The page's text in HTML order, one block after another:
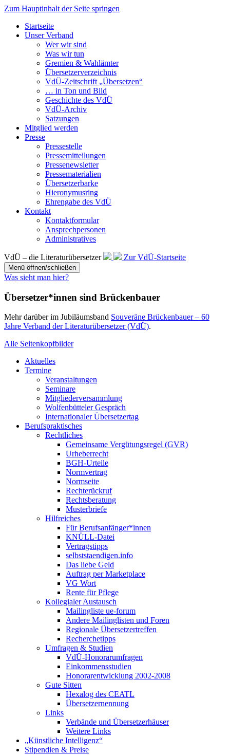
Zum Hauptinhalt der Seite springen
Startseite
Unser Verband
Wer wir sind
Was wir tun
Gremien & Wahlämter
Übersetzer­verzeichnis
VdÜ-Zeitschrift „Übersetzen“
… in Ton und Bild
Geschichte des VdÜ
VdÜ-Archiv
Satzungen
Mitglied werden
Presse
Pressestelle
Pressemitteilungen
Pressenewsletter
Pressematerialien
Übersetzerbarke
Hieronymusring
Ehrengabe des VdÜ
Kontakt
Kontaktformular
Ansprechpersonen
Administratives
VdÜ – die Literaturübersetzer Zur VdÜ-Startseite
Menü öffnen/schließen
Was sieht man hier?
Übersetzer*innen sind Brückenbauer
Mehr darüber im Jubiläumsband Souveräne Brückenbauer – 60
Jahre Verband der Literaturübersetzer (VdÜ).
Alle Seitenkopfbilder
Aktuelles
Termine
Veranstaltungen
Seminare
Mitgliederversammlung
Wolfenbütteler Gespräch
Internationaler Übersetzertag
Berufs­praktisches
Rechtliches
Gemein­same Vergütungs­regel (GVR)
Urheberrecht
BGH-Urteile
Normvertrag
Normseite
Rechte­rückruf
Rechts­beratung
Muster­briefe
Hilfreiches
Für Berufsanfänger*innen
KNÜLL-Datei
Vertragstipps
selbststaendigen.info
Das liebe Geld
Auftrag per Marketplace
VG Wort
Rente für Pflege
Kollegialer Austausch
Mailingliste ue-forum
Andere Mailinglisten und Foren
Regionale Übersetzertreffen
Recherchetipps
Umfragen & Studien
VdÜ-Honorarumfragen
Einkommensstudien
Honorarentwicklung 2002-2008
Gute Sitten
Hexalog des CEATL
Übersetzernennung
Links
Verbände und Übersetzerhäuser
Weitere Links
„Künstliche Intelligenz“
Stipendien & Preise